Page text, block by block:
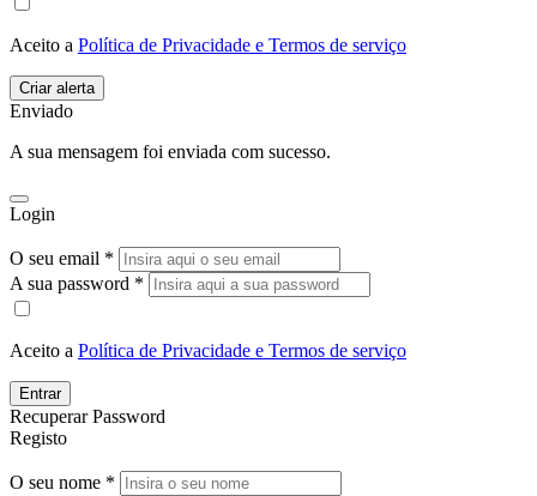
Aceito a Política de Privacidade e Termos de serviço
Enviado
A sua mensagem foi enviada com sucesso.
Login
O seu email *
A sua password *
Aceito a Política de Privacidade e Termos de serviço
Entrar
Recuperar Password
Registo
O seu nome *